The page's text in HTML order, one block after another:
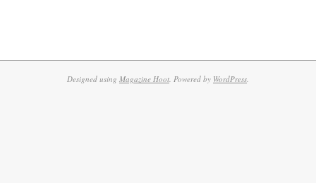
Designed using Magazine Hoot. Powered by WordPress.